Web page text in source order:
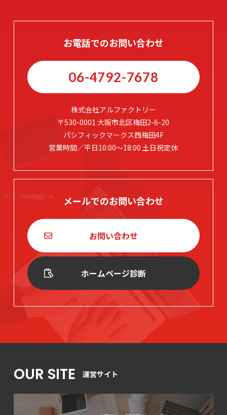
お電話でのお問い合わせ
06-4792-7678
株式会社アルファクトリー
〒530-0001 大阪市北区梅田2-6-20
パシフィックマークス西梅田4F
営業時間／平日10:00～18:00 土日祝定休
メールでのお問い合わせ
お問い合わせ
ホームページ診断
OUR SITE 運営サイト